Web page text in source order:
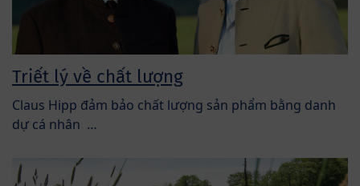
Triết lý về chất lượng
Claus Hipp đảm bảo chất lượng sản phẩm bằng danh
dự cá nhân …